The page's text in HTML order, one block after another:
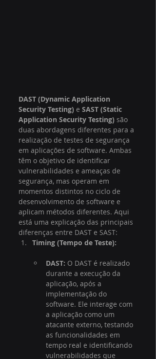
DAST (Dynamic Application
Security Testing) e SAST (Static
Application Security Testing) são
duas abordagens diferentes para a
realização de testes de segurança
em aplicações de software. Ambas
têm o objetivo de identificar
vulnerabilidades e ameaças de
segurança, mas operam em
momentos distintos no ciclo de
desenvolvimento de software e
aplicam métodos diferentes. Aqui
está uma explicação das principais
diferenças entre DAST e SAST:
Timing (Tempo de Teste):
DAST: O DAST é realizado
durante a execução da
aplicação, após a
implementação do
software. Ele interage com
a aplicação como um
atacante externo, testando
as funcionalidades em
tempo real e identificando
vulnerabilidades que